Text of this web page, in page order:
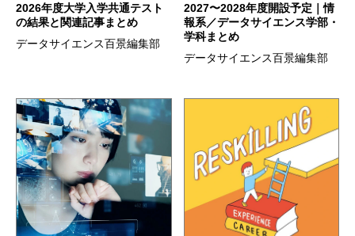
2026年度大学入学共通テスト
の結果と関連記事まとめ
データサイエンス百景編集部
2027〜2028年度開設予定｜情
報系／データサイエンス学部・
学科まとめ
データサイエンス百景編集部